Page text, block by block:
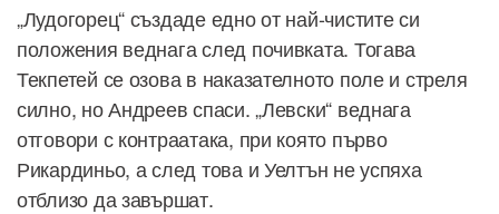
„Лудогорец“ създаде едно от най-чистите си
положения веднага след почивката. Тогава
Текпетей се озова в наказателното поле и стреля
силно, но Андреев спаси. „Левски“ веднага
отговори с контраатака, при която първо
Рикардиньо, а след това и Уелтън не успяха
отблизо да завършат.